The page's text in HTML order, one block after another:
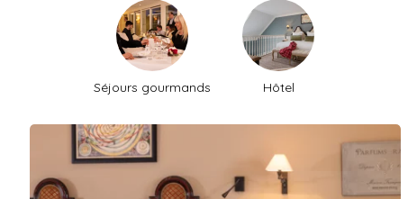
Séjours gourmands Hôtel